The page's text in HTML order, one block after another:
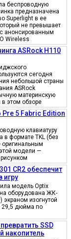
беспроводную
предназначена
Superlight в ее
не превышает
анонсированным
Wireless
ASRock H110
сегодня
небольшой страны
ASRock
материнскую
в этом обзоре
Pre 5 Fabric Edition
клавиатуру
в формате TKL (без
оригинальным
модели —
CR2 обеспечит
игру
модель Optix
оборудована ЖК-
изогнутой
29,5 дюйма по
SSD
накопитель